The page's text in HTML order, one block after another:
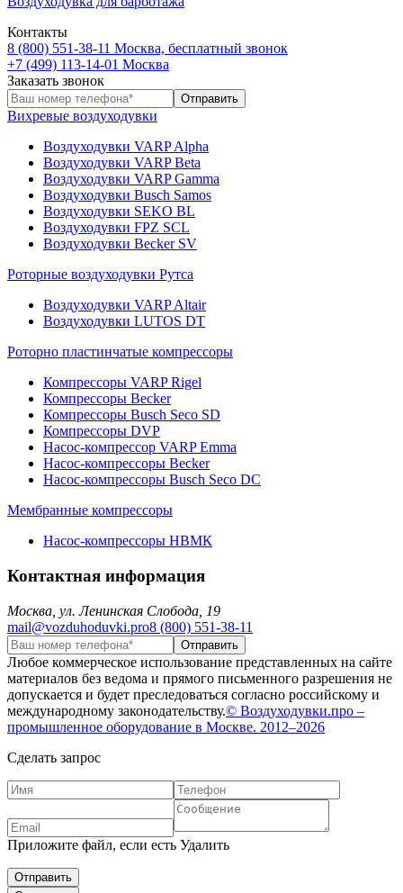
Контакты
8 (800) 551-38-11 Москва, бесплатный звонок
+7 (499) 113-14-01 Москва
Заказать звонок
Вихревые воздуходувки
Воздуходувки VARP Alpha
Воздуходувки VARP Beta
Воздуходувки VARP Gamma
Воздуходувки Busch Samos
Воздуходувки SEKO BL
Воздуходувки FPZ SCL
Воздуходувки Becker SV
Роторные воздуходувки Рутса
Воздуходувки VARP Altair
Воздуходувки LUTOS DT
Роторно пластинчатые компрессоры
Компрессоры VARP Rigel
Компрессоры Becker
Компрессоры Busch Seco SD
Компрессоры DVP
Насос-компрессор VARP Emma
Насос-компрессоры Becker
Насос-компрессоры Busch Seco DC
Мембранные компрессоры
Насос-компрессоры НВМК
Контактная информация
Москва, ул. Ленинская Слобода, 19
mail@vozduhoduvki.pro8 (800) 551-38-11
Любое коммерческое использование представленных на сайте
материалов без ведома и прямого письменного разрешения не
допускается и будет преследоваться согласно российскому и
международному законодательству.© Воздуходувки.про –
промышленное оборудование в Москве. 2012–2026
Сделать запрос
Приложите файл, если есть Удалить